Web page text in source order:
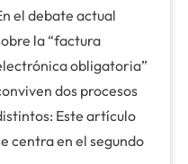
el debate actual
la “factura
obligatoria”
dos procesos
Este artículo
centra en el segundo